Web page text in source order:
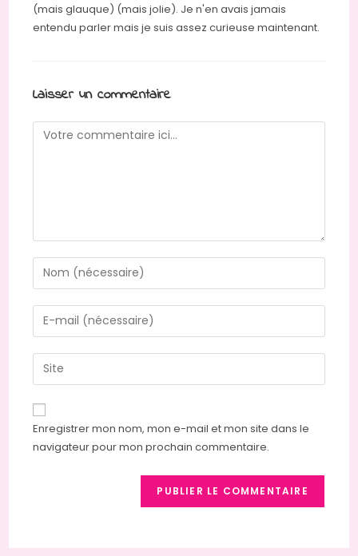
(mais glauque) (mais jolie). Je n'en avais jamais
entendu parler mais je suis assez curieuse maintenant.
Laisser un commentaire
Comment
Enter
your
name
or
to
comment
Enter
your
email
address
comment
Saisir
l’URL
de
votre
site
Enregistrer mon nom, mon e-mail et mon site dans le
navigateur pour mon prochain commentaire.